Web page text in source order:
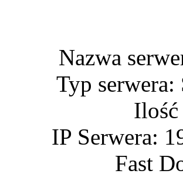
Nazwa
Typ serwera:
IP Serwera:
Fast